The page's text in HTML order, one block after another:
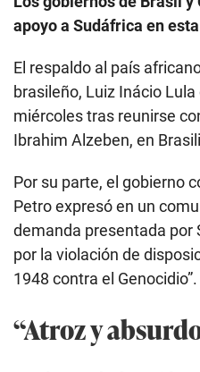
apoyo a Sudáfrica en
El respaldo al país
brasileño, Luiz Inácio
miércoles tras reunirse
Ibrahim Alzeben, en
Por su parte, el gobierno
Petro expresó en un
demanda presentada por
por la violación de
1948 contra el Genocidio”.
“Atroz y